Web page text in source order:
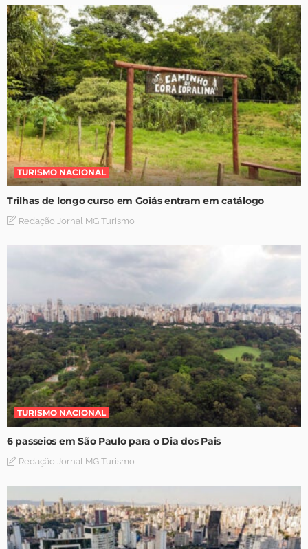
TURISMO NACIONAL
Trilhas de longo curso em Goiás entram em catálogo
Redação Jornal MG Turismo
TURISMO NACIONAL
6 passeios em São Paulo para o Dia dos Pais
Redação Jornal MG Turismo